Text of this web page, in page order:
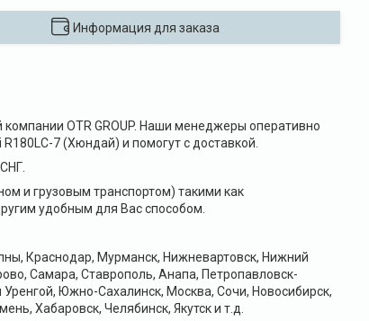
Информация для заказа
OTR GROUP. Наши менеджеры оперативно
7 (Хюндай) и помогут с доставкой.
и грузовым транспортом) такими как
удобным для Вас способом.
Краснодар, Мурманск, Нижневартовск, Нижний
Самара, Ставрополь, Анапа, Петропавловск-
Южно-Сахалинск, Москва, Сочи, Новосибирск,
Хабаровск, Челябинск, Якутск и т.д.